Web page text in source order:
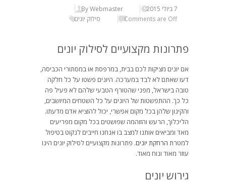
7 ביולי 2015
By Webmaster
Comments are Off
סילוק יונים
פתרונות מקצועיים לסילוק יונים
אם יונים מציקות לכם בבית, במרפסת או במסתורי הכביסה,
דעו שאתם לא לבד במערכה. היונים פשטו על כל חלקה
טובה בישראל, מפני שהטורף הטבעי שלהם לא פעיל פה
כל כך. ההתפשטות של היונים על כל השטחים המיושבים,
והקינון שלהן בכל מקום אפשרי, יכול להוציא אדם מדעתו.
הליכלוך, הרעש והזוהמה שפושטים בכל מקום מפריעים
מאד ומביאים אותנו למצב בו אנחנו חייבים לנקוט בטיפול
למטרת הרחקת יונים. פתרונות מקצועיים לסילוק יונים הינו
עוזר מאוד ונוח מאוד.
גירוש יונים